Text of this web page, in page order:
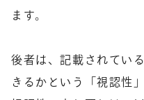
ます。
後者は、記載されている
きるかという「視認性」